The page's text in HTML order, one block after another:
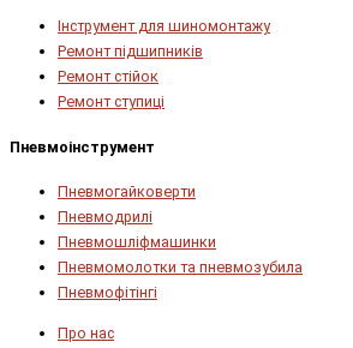
Інструмент для шиномонтажу
Ремонт підшипників
Ремонт стійок
Ремонт ступиці
Пневмоінструмент
Пневмогайковерти
Пневмодрилі
Пневмошліфмашинки
Пневмомолотки та пневмозубила
Пневмофітінгі
Про нас